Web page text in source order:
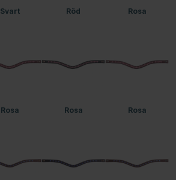
Svart Röd Rosa
Rosa Rosa Rosa